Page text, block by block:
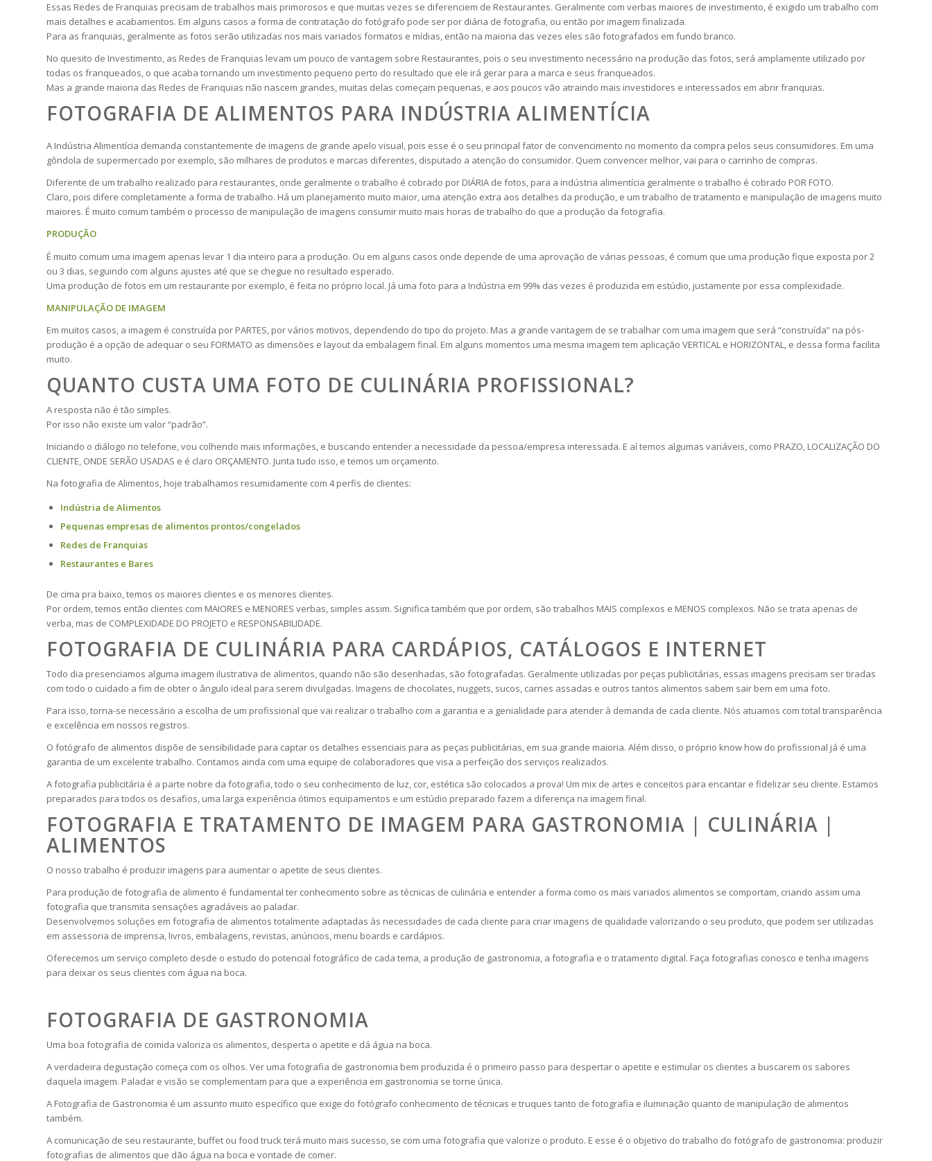
Essas Redes de Franquias precisam de trabalhos mais primorosos e que muitas vezes se diferenciem de Restaurantes. Geralmente com verbas maiores de investimento, é exigido um trabalho com
mais detalhes e acabamentos. Em alguns casos a forma de contratação do fotógrafo pode ser por diária de fotografia, ou então por imagem finalizada.
Para as franquias, geralmente as fotos serão utilizadas nos mais variados formatos e mídias, então na maioria das vezes eles são fotografados em fundo branco.
No quesito de Investimento, as Redes de Franquias levam um pouco de vantagem sobre Restaurantes, pois o seu investimento necessário na produção das fotos, será amplamente utilizado por
todas os franqueados, o que acaba tornando um investimento pequeno perto do resultado que ele irá gerar para a marca e seus franqueados.
Mas a grande maioria das Redes de Franquias não nascem grandes, muitas delas começam pequenas, e aos poucos vão atraindo mais investidores e interessados em abrir franquias.
FOTOGRAFIA DE ALIMENTOS PARA INDÚSTRIA ALIMENTÍCIA
A Indústria Alimentícia demanda constantemente de imagens de grande apelo visual, pois esse é o seu principal fator de convencimento no momento da compra pelos seus consumidores. Em uma
gôndola de supermercado por exemplo, são milhares de produtos e marcas diferentes, disputado a atenção do consumidor. Quem convencer melhor, vai para o carrinho de compras.
Diferente de um trabalho realizado para restaurantes, onde geralmente o trabalho é cobrado por DIÁRIA de fotos, para a indústria alimentícia geralmente o trabalho é cobrado POR FOTO.
Claro, pois difere completamente a forma de trabalho. Há um planejamento muito maior, uma atenção extra aos detalhes da produção, e um trabalho de tratamento e manipulação de imagens muito
maiores. É muito comum também o processo de manipulação de imagens consumir muito mais horas de trabalho do que a produção da fotografia.
PRODUÇÃO
É muito comum uma imagem apenas levar 1 dia inteiro para a produção. Ou em alguns casos onde depende de uma aprovação de várias pessoas, é comum que uma produção fique exposta por 2
ou 3 dias, seguindo com alguns ajustes até que se chegue no resultado esperado.
Uma produção de fotos em um restaurante por exemplo, é feita no próprio local. Já uma foto para a Indústria em 99% das vezes é produzida em estúdio, justamente por essa complexidade.
MANIPULAÇÃO DE IMAGEM
Em muitos casos, a imagem é construída por PARTES, por vários motivos, dependendo do tipo do projeto. Mas a grande vantagem de se trabalhar com uma imagem que será “construída” na pós-
produção é a opção de adequar o seu FORMATO as dimensões e layout da embalagem final. Em alguns momentos uma mesma imagem tem aplicação VERTICAL e HORIZONTAL, e dessa forma facilita
muito.
QUANTO CUSTA UMA FOTO DE CULINÁRIA PROFISSIONAL?
A resposta não é tão simples.
Por isso não existe um valor “padrão”.
Iniciando o diálogo no telefone, vou colhendo mais informações, e buscando entender a necessidade da pessoa/empresa interessada. E aí temos algumas variáveis, como PRAZO, LOCALIZAÇÃO DO
CLIENTE, ONDE SERÃO USADAS e é claro ORÇAMENTO. Junta tudo isso, e temos um orçamento.
Na fotografia de Alimentos, hoje trabalhamos resumidamente com 4 perfis de clientes:
Indústria de Alimentos
Pequenas empresas de alimentos prontos/congelados
Redes de Franquias
Restaurantes e Bares
De cima pra baixo, temos os maiores clientes e os menores clientes.
Por ordem, temos então clientes com MAIORES e MENORES verbas, simples assim. Significa também que por ordem, são trabalhos MAIS complexos e MENOS complexos. Não se trata apenas de
verba, mas de COMPLEXIDADE DO PROJETO e RESPONSABILIDADE.
FOTOGRAFIA DE CULINÁRIA PARA CARDÁPIOS, CATÁLOGOS E INTERNET
Todo dia presenciamos alguma imagem ilustrativa de alimentos, quando não são desenhadas, são fotografadas. Geralmente utilizadas por peças publicitárias, essas imagens precisam ser tiradas
com todo o cuidado a fim de obter o ângulo ideal para serem divulgadas. Imagens de chocolates, nuggets, sucos, carnes assadas e outros tantos alimentos sabem sair bem em uma foto.
Para isso, torna-se necessário a escolha de um profissional que vai realizar o trabalho com a garantia e a genialidade para atender à demanda de cada cliente. Nós atuamos com total transparência
e excelência em nossos registros.
O fotógrafo de alimentos dispõe de sensibilidade para captar os detalhes essenciais para as peças publicitárias, em sua grande maioria. Além disso, o próprio know how do profissional já é uma
garantia de um excelente trabalho. Contamos ainda com uma equipe de colaboradores que visa a perfeição dos serviços realizados.
A fotografia publicitária é a parte nobre da fotografia, todo o seu conhecimento de luz, cor, estética são colocados a prova! Um mix de artes e conceitos para encantar e fidelizar seu cliente. Estamos
preparados para todos os desafios, uma larga experiência ótimos equipamentos e um estúdio preparado fazem a diferença na imagem final.
FOTOGRAFIA E TRATAMENTO DE IMAGEM PARA GASTRONOMIA | CULINÁRIA |
ALIMENTOS
O nosso trabalho é produzir imagens para aumentar o apetite de seus clientes.
Para produção de fotografia de alimento é fundamental ter conhecimento sobre as técnicas de culinária e entender a forma como os mais variados alimentos se comportam, criando assim uma
fotografia que transmita sensações agradáveis ao paladar.
Desenvolvemos soluções em fotografia de alimentos totalmente adaptadas às necessidades de cada cliente para criar imagens de qualidade valorizando o seu produto, que podem ser utilizadas
em assessoria de imprensa, livros, embalagens, revistas, anúncios, menu boards e cardápios.
Oferecemos um serviço completo desde o estudo do potencial fotográfico de cada tema, a produção de gastronomia, a fotografia e o tratamento digital. Faça fotografias conosco e tenha imagens
para deixar os seus clientes com água na boca.
FOTOGRAFIA DE GASTRONOMIA
Uma boa fotografia de comida valoriza os alimentos, desperta o apetite e dá água na boca.
A verdadeira degustação começa com os olhos. Ver uma fotografia de gastronomia bem produzida é o primeiro passo para despertar o apetite e estimular os clientes a buscarem os sabores
daquela imagem. Paladar e visão se complementam para que a experiência em gastronomia se torne única.
A Fotografia de Gastronomia é um assunto muito específico que exige do fotógrafo conhecimento de técnicas e truques tanto de fotografia e iluminação quanto de manipulação de alimentos
também.
A comunicação de seu restaurante, buffet ou food truck terá muito mais sucesso, se com uma fotografia que valorize o produto. E esse é o objetivo do trabalho do fotógrafo de gastronomia: produzir
fotografias de alimentos que dão água na boca e vontade de comer.